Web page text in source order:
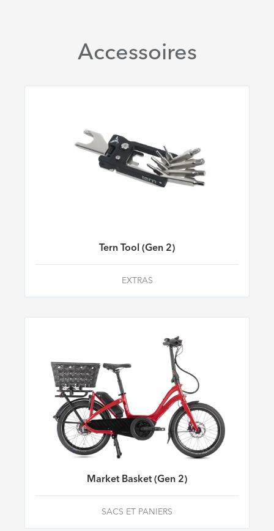
Accessoires
Tern Tool (Gen 2)
EXTRAS
Market Basket (Gen 2)
SACS ET PANIERS